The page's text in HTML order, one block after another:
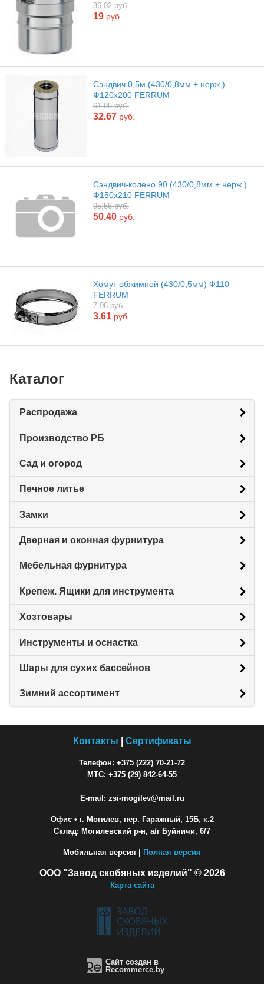
36.02 руб.
19 руб.
Сэндвич 0,5м (430/0,8мм + нерж.)
Ф120х200 FERRUM
61.95 руб.
32.67 руб.
Сэндвич-колено 90 (430/0,8мм + нерж.)
Ф150х210 FERRUM
95.56 руб.
50.40 руб.
Хомут обжимной (430/0,5мм) Ф110
FERRUM
7.96 руб.
3.61 руб.
Каталог
Распродажа
Производство РБ
Сад и огород
Печное литье
Замки
Дверная и оконная фурнитура
Мебельная фурнитура
Крепеж. Ящики для инструмента
Хозтовары
Инструменты и оснастка
Шары для сухих бассейнов
Зимний ассортимент
Контакты Сертификаты
Телефон: +375 (222) 70-21-72
МТС: +375 (29) 842-64-55
E-mail: zsi-mogilev@mail.ru
Офис• г. Могилев, пер. Гаражный, 15Б, к.2
Склад: Могилевский р-н, а/г Буйничи, 6/7
Мобильная версия | Полная версия
ООО "Завод скобяных изделий" © 2026
Карта сайта
Сайт создан в
Recommerce.by